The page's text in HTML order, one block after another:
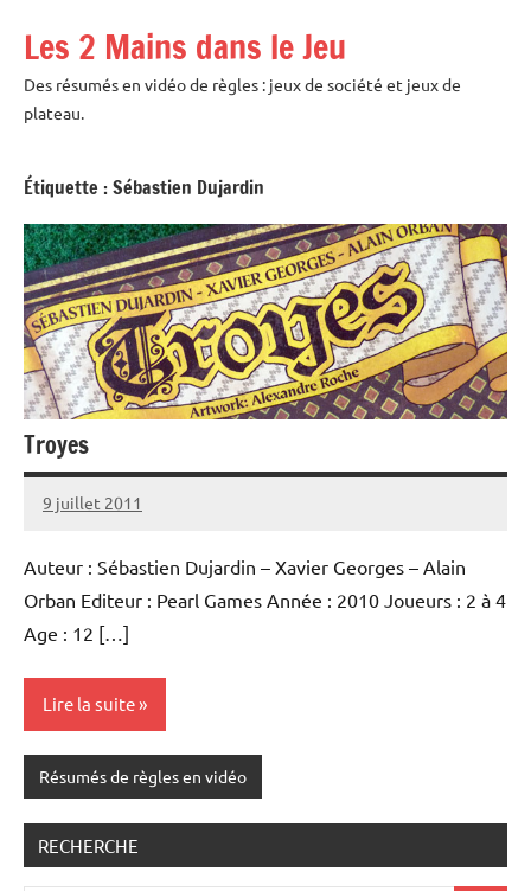
contenu
Les 2 Mains dans le Jeu
Des résumés en vidéo de règles : jeux de société et jeux de
plateau.
Étiquette :Sébastien Dujardin
Troyes
9 juillet 2011
backus
4
Auteur : Sébastien Dujardin – Xavier Georges – Alain
Orban Editeur : Pearl Games Année : 2010 Joueurs : 2 à 4
Age : 12 […]
Lire la suite
Résumés de règles en vidéo
RECHERCHE